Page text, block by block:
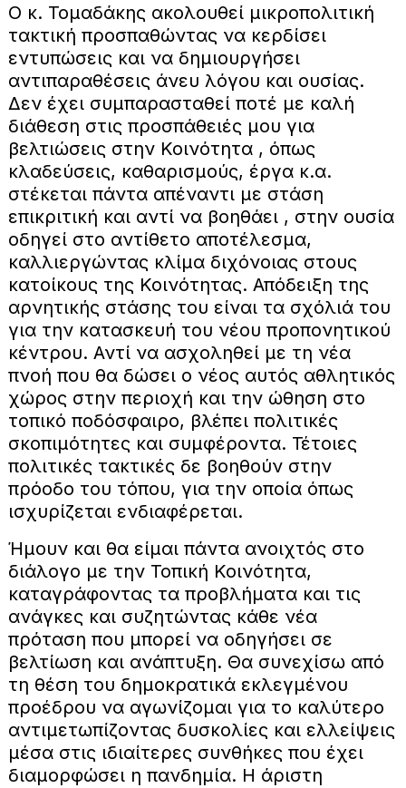
Ο κ. Τομαδάκης ακολουθεί μικροπολιτική
τακτική προσπαθώντας να κερδίσει
εντυπώσεις και να δημιουργήσει
αντιπαραθέσεις άνευ λόγου και ουσίας.
Δεν έχει συμπαρασταθεί ποτέ με καλή
διάθεση στις προσπάθειές μου για
βελτιώσεις στην Κοινότητα , όπως
κλαδεύσεις, καθαρισμούς, έργα κ.α.
στέκεται πάντα απέναντι με στάση
επικριτική και αντί να βοηθάει , στην ουσία
οδηγεί στο αντίθετο αποτέλεσμα,
καλλιεργώντας κλίμα διχόνοιας στους
κατοίκους της Κοινότητας. Απόδειξη της
αρνητικής στάσης του είναι τα σχόλιά του
για την κατασκευή του νέου προπονητικού
κέντρου. Αντί να ασχοληθεί με τη νέα
πνοή που θα δώσει ο νέος αυτός αθλητικός
χώρος στην περιοχή και την ώθηση στο
τοπικό ποδόσφαιρο, βλέπει πολιτικές
σκοπιμότητες και συμφέροντα. Τέτοιες
πολιτικές τακτικές δε βοηθούν στην
πρόοδο του τόπου, για την οποία όπως
ισχυρίζεται ενδιαφέρεται.
Ήμουν και θα είμαι πάντα ανοιχτός στο
διάλογο με την Τοπική Κοινότητα,
καταγράφοντας τα προβλήματα και τις
ανάγκες και συζητώντας κάθε νέα
πρόταση που μπορεί να οδηγήσει σε
βελτίωση και ανάπτυξη. Θα συνεχίσω από
τη θέση του δημοκρατικά εκλεγμένου
προέδρου να αγωνίζομαι για το καλύτερο
αντιμετωπίζοντας δυσκολίες και ελλείψεις
μέσα στις ιδιαίτερες συνθήκες που έχει
διαμορφώσει η πανδημία. Η άριστη